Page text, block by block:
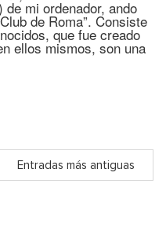
mi ordenador, ando
de Roma”. Consiste
que fue creado
ellos mismos, son una
Entradas más antiguas